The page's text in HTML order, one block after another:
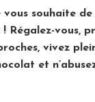
vous souhaite
Régalez-vous,
vivez
et